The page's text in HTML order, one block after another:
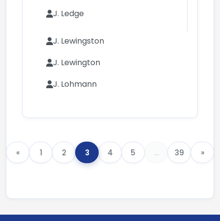
J. Ledge
J. Lewingston
J. Lewington
J. Lohmann
« 1 2 3 4 5 ... 39 »